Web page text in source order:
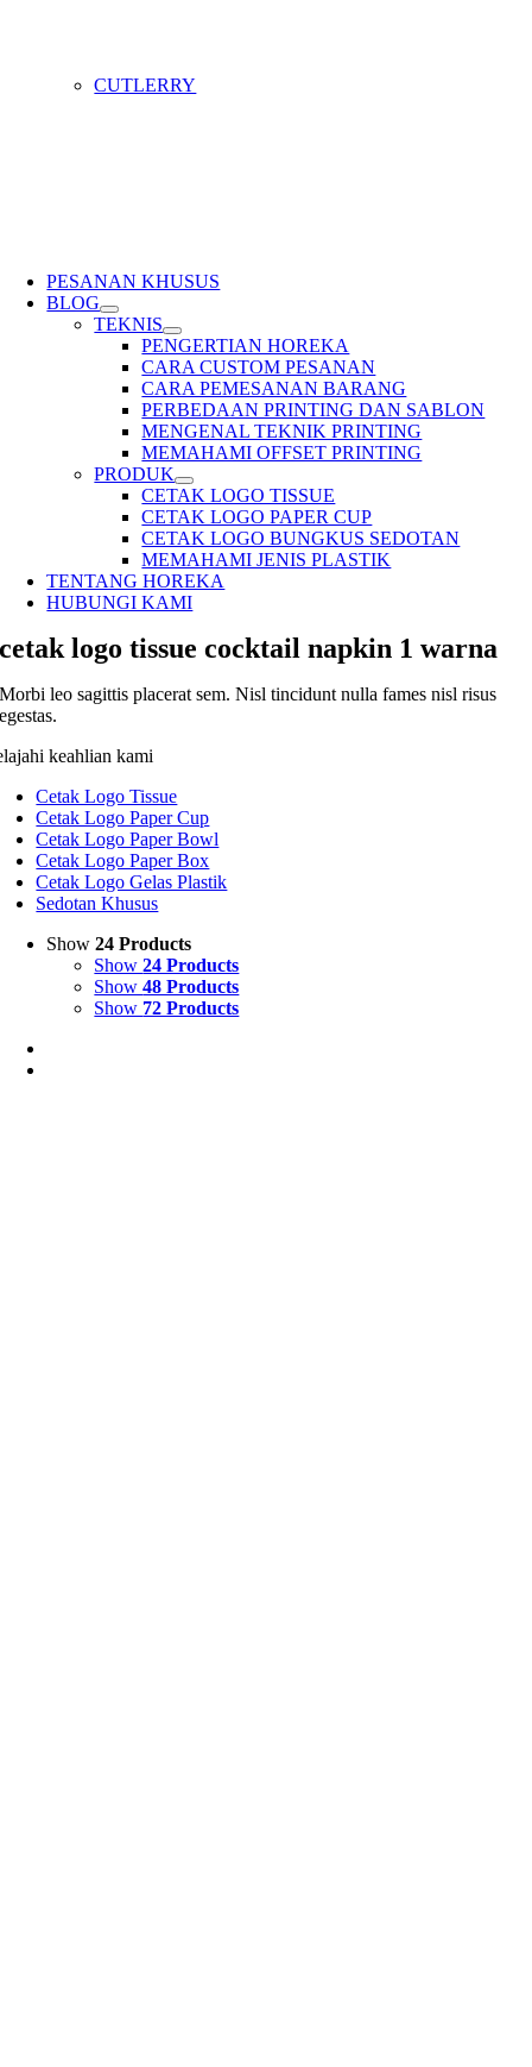
CUTLERRY
PESANAN KHUSUS
BLOG
TEKNIS
PENGERTIAN HOREKA
CARA CUSTOM PESANAN
CARA PEMESANAN BARANG
PERBEDAAN PRINTING DAN SABLON
MENGENAL TEKNIK PRINTING
MEMAHAMI OFFSET PRINTING
PRODUK
CETAK LOGO TISSUE
CETAK LOGO PAPER CUP
CETAK LOGO BUNGKUS SEDOTAN
MEMAHAMI JENIS PLASTIK
TENTANG HOREKA
HUBUNGI KAMI
cetak logo tissue cocktail napkin 1 warna
Morbi leo sagittis placerat sem. Nisl tincidunt nulla fames nisl risus
egestas.
keahlian kami
Cetak Logo Tissue
Cetak Logo Paper Cup
Cetak Logo Paper Bowl
Cetak Logo Paper Box
Cetak Logo Gelas Plastik
Sedotan Khusus
Show24 Products
Show24 Products
Show48 Products
Show 72 Products